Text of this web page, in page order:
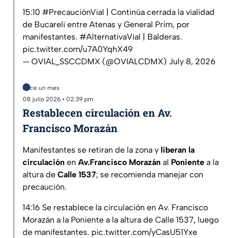
15:10 #PrecauciónVial | Continúa cerrada la vialidad
de Bucareli entre Atenas y General Prim, por
manifestantes. #AlternativaVial | Balderas.
pic.twitter.com/u7A0YqhX49
— OVIAL_SSCCDMX (@OVIALCDMX) July 8, 2026
Hace un mes
08 julio 2026 • 02:39 pm
Restablecen circulación en Av.
Francisco Morazán
Manifestantes se retiran de la zona y liberan la
circulación en Av.Francisco Morazán al Poniente a la
altura de Calle 1537; se recomienda manejar con
precaución.
14:16 Se restablece la circulación en Av. Francisco
Morazán a la Poniente a la altura de Calle 1537, luego
de manifestantes. pic.twitter.com/yCasU51Yxe